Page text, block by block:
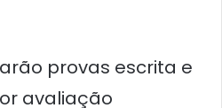
provas escrita e
avaliação